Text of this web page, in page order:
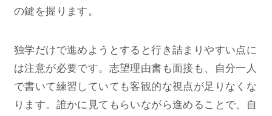
の鍵を握ります。
独学だけで進めようとすると行き詰まりやすい点に
は注意が必要です。志望理由書も面接も、自分一人
で書いて練習していても客観的な視点が足りなくな
ります。誰かに見てもらいながら進めることで、自